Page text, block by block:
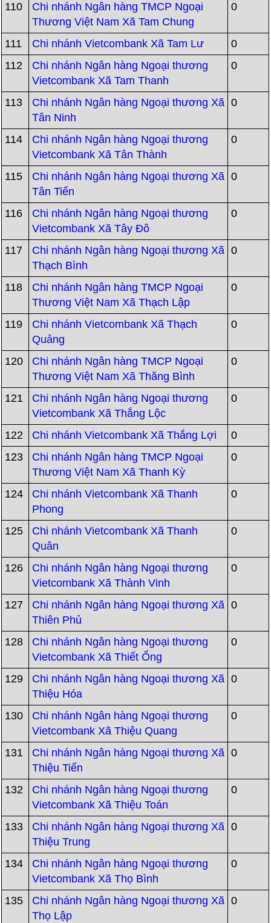
110
Chi nhánh Ngân hàng TMCP Ngoại
Thương Việt Nam Xã Tam Chung
0
111 Chi nhánh Vietcombank Xã Tam Lư
0
112
Chi nhánh Ngân hàng Ngoại thương
Vietcombank Xã Tam Thanh
0
113
Chi nhánh Ngân hàng Ngoại thương Xã
Tân Ninh
0
114
Chi nhánh Ngân hàng Ngoại thương
Vietcombank Xã Tân Thành
0
115
Chi nhánh Ngân hàng Ngoại thương Xã
Tân Tiến
0
116
Chi nhánh Ngân hàng Ngoại thương
Vietcombank Xã Tây Đô
0
117
Chi nhánh Ngân hàng Ngoại thương Xã
Thạch Bình
0
118
Chi nhánh Ngân hàng TMCP Ngoại
Thương Việt Nam Xã Thạch Lập
0
119
Chi nhánh Vietcombank Xã Thạch
Quảng
0
120
Chi nhánh Ngân hàng TMCP Ngoại
Thương Việt Nam Xã Thăng Bình
0
121
Chi nhánh Ngân hàng Ngoại thương
Vietcombank Xã Thắng Lộc
0
122 Chi nhánh Vietcombank Xã Thắng Lợi
0
123
Chi nhánh Ngân hàng TMCP Ngoại
Thương Việt Nam Xã Thanh Kỳ
0
124
Chi nhánh Vietcombank Xã Thanh
Phong
0
125
Chi nhánh Vietcombank Xã Thanh
Quân
0
126
Chi nhánh Ngân hàng Ngoại thương
Vietcombank Xã Thành Vinh
0
127
Chi nhánh Ngân hàng Ngoại thương Xã
Thiên Phủ
0
128
Chi nhánh Ngân hàng Ngoại thương
Vietcombank Xã Thiết Ống
0
129
Chi nhánh Ngân hàng Ngoại thương Xã
Thiệu Hóa
0
130
Chi nhánh Ngân hàng Ngoại thương
Vietcombank Xã Thiệu Quang
0
131
Chi nhánh Ngân hàng Ngoại thương Xã
Thiệu Tiến
0
132
Chi nhánh Ngân hàng Ngoại thương
Vietcombank Xã Thiệu Toán
0
133
Chi nhánh Ngân hàng Ngoại thương Xã
Thiệu Trung
0
134
Chi nhánh Ngân hàng Ngoại thương
Vietcombank Xã Thọ Bình
0
135
Chi nhánh Ngân hàng Ngoại thương Xã
Thọ Lập
0